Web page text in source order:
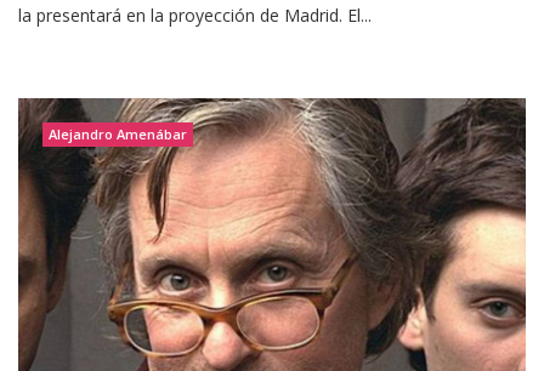
la presentará en la proyección de Madrid. El...
Alejandro Amenábar